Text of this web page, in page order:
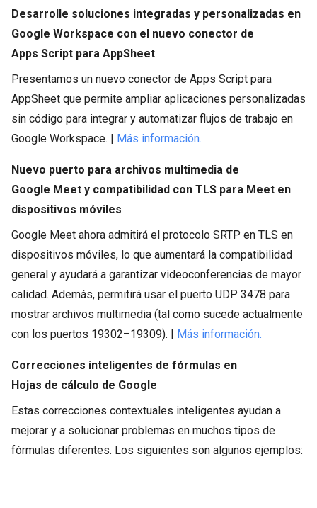
Desarrolle soluciones integradas y personalizadas en
Google Workspace con el nuevo conector de
Apps Script para AppSheet
Presentamos un nuevo conector de Apps Script para
AppSheet que permite ampliar aplicaciones personalizadas
sin código para integrar y automatizar flujos de trabajo en
Google Workspace. | Más información.
Nuevo puerto para archivos multimedia de
Google Meet y compatibilidad con TLS para Meet en
dispositivos móviles
Google Meet ahora admitirá el protocolo SRTP en TLS en
dispositivos móviles, lo que aumentará la compatibilidad
general y ayudará a garantizar videoconferencias de mayor
calidad. Además, permitirá usar el puerto UDP 3478 para
mostrar archivos multimedia (tal como sucede actualmente
con los puertos 19302–19309). | Más información.
Correcciones inteligentes de fórmulas en
Hojas de cálculo de Google
Estas correcciones contextuales inteligentes ayudan a
mejorar y a solucionar problemas en muchos tipos de
fórmulas diferentes. Los siguientes son algunos ejemplos: